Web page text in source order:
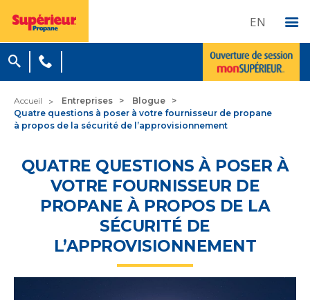
EN
Accueil Entreprises
Blogue
Quatre questions à poser à votre fournisseur de propane
à propos de la sécurité de l’approvisionnement
QUATRE QUESTIONS À POSER À
VOTRE FOURNISSEUR DE
PROPANE À PROPOS DE LA
SÉCURITÉ DE
L’APPROVISIONNEMENT